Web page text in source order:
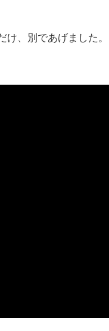
け、別であげました。